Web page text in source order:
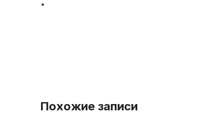
Похожие записи